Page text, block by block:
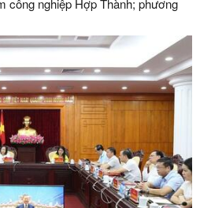
án Khu công nghiệp VSIP Lạng